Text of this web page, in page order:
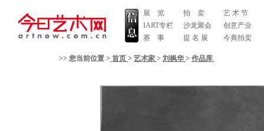
展 览
IART专栏
赛 事
拍 卖
沙龙聚会
提 名 展
艺 术 节
创意产业
今典拍卖
>> 您当前位置 > 首页 > 艺术家 > 刘枫华 > 作品库